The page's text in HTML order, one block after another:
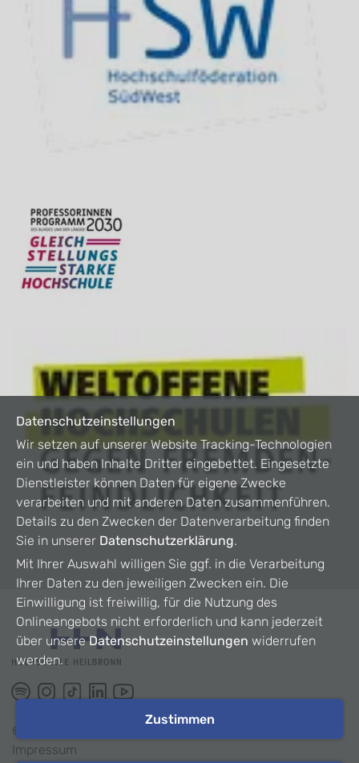
©
Impressum
Datenschutzeinstellungen
Wir setzen auf unserer Website Tracking-Technologien
ein und haben Inhalte Dritter eingebettet. Eingesetzte
Dienstleister können Daten für eigene Zwecke
verarbeiten und mit anderen Daten zusammenführen.
Details zu den Zwecken der Datenverarbeitung finden
Sie in unserer Datenschutzerklärung.
Mit Ihrer Auswahl willigen Sie ggf. in die Verarbeitung
Ihrer Daten zu den jeweiligen Zwecken ein. Die
Einwilligung ist freiwillig, für die Nutzung des
Onlineangebots nicht erforderlich und kann jederzeit
über unsereDatenschutzeinstellungen widerrufen
werden.
Zustimmen